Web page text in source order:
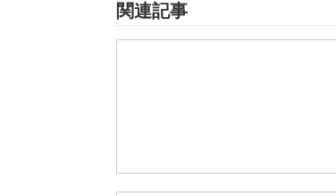
関連記事